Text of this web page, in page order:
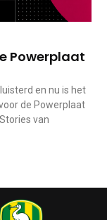
Powerplaat
en nu is het
de Powerplaat
van